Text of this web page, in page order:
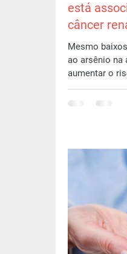
está
câncer
Mesmo
ao arsênio na
aumentar o
acordo com
on-lin